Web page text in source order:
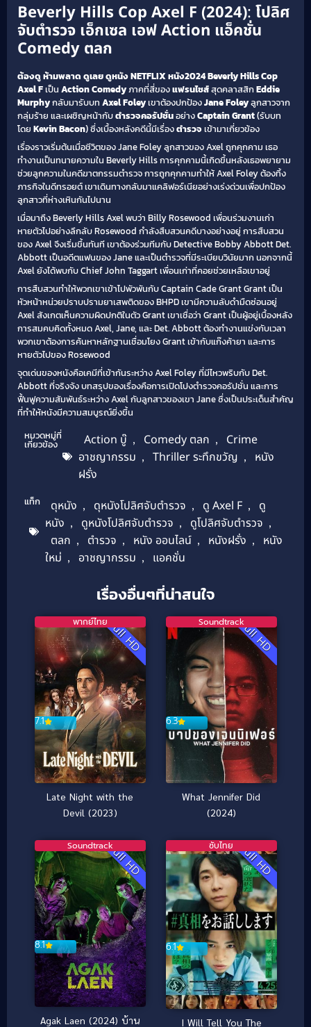
Beverly Hills Cop Axel F (2024): โปลิศ
จับตำรวจ เอ็กเซล เอฟAction แอ็คชั่น
Comedy ตลก
ต้องดู ห้ามพลาด ดูเลยดูหนัง NETFLIXหนัง2024Beverly Hills Cop
Axel Fเป็น ActionComedyภาคที่สี่ของแฟรนไชส์สุดคลาสสิกEddie
Murphyกลับมารับบท Axel Foleyเขาต้องปกป้องJane Foleyลูกสาวจาก
กลุ่มร้าย และเผชิญหน้ากับตำรวจคอรัปชั่นอย่างCaptain Grant(รับบท
โดย Kevin Bacon) ซึ่งเบื้องหลังคดีนี้มีเรื่องตำรวจเข้ามาเกี่ยวข้อง
เรื่องราวเริ่มต้นเมื่อชีวิตของ Jane Foley ลูกสาวของ Axel ถูกคุกคาม เธอ
ทำงานเป็นทนายความใน Beverly Hills การคุกคามนี้เกิดขึ้นหลังเธอพยายาม
ช่วยลูกความในคดีฆาตกรรมตำรวจ การถูกคุกคามทำให้ Axel Foley ต้องทิ้ง
ภารกิจในดีทรอยต์ เขาเดินทางกลับมาแคลิฟอร์เนียอย่างเร่งด่วนเพื่อปกป้อง
ลูกสาวที่ห่างเหินกันไปนาน
เมื่อมาถึง Beverly Hills Axel พบว่า Billy Rosewood เพื่อนร่วมงานเก่า
หายตัวไปอย่างลึกลับ Rosewood กำลังสืบสวนคดีบางอย่างอยู่ การสืบสวน
ของ Axel จึงเริ่มขึ้นทันที เขาต้องร่วมทีมกับ Detective Bobby Abbott Det.
Abbott เป็นอดีตแฟนของ Jane และเป็นตำรวจที่มีระเบียบวินัยมาก นอกจากนี้
Axel ยังได้พบกับ Chief John Taggart เพื่อนเก่าที่คอยช่วยเหลือเขาอยู่
การสืบสวนทำให้พวกเขาเข้าไปพัวพันกับ Captain Cade Grant Grant เป็น
หัวหน้าหน่วยปราบปรามยาเสพติดของ BHPD เขามีความลับดำมืดซ่อนอยู่
Axel สังเกตเห็นความผิดปกติในตัว Grant เขาเชื่อว่า Grant เป็นผู้อยู่เบื้องหลัง
การสมคบคิดทั้งหมด Axel, Jane, และ Det. Abbott ต้องทำงานแข่งกับเวลา
พวกเขาต้องการค้นหาหลักฐานเชื่อมโยง Grant เข้ากับแก๊งค้ายา และการ
หายตัวไปของ Rosewood
จุดเด่นของหนังคือเคมีที่เข้ากันระหว่าง Axel Foley ที่มีไหวพริบกับ Det.
Abbott ที่จริงจัง บทสรุปของเรื่องคือการเปิดโปงตำรวจคอรัปชั่น และการ
ฟื้นฟูความสัมพันธ์ระหว่าง Axel กับลูกสาวของเขา Jane ซึ่งเป็นประเด็นสำคัญ
ที่ทำให้หนังมีความสมบูรณ์ยิ่งขึ้น
หมวดหมู่ที่
เกี่ยวข้อง Action บู๊ , Comedy ตลก ,
Crime
อาชญากรรม , Thriller ระทึกขวัญ ,
หนัง
ฝรั่ง
แท็ก ดุหนัง , ดุหนังโปลิศจับตำรวจ , ดู Axel F ,
ดู
หนัง , ดูหนังโปลิศจับตำรวจ , ดูโปลิศจับตำรวจ ,
ตลก , ตำรวจ , หนัง ออนไลน์ , หนังฝรั่ง ,
หนัง
ใหม่ , อาชญากรรม , แอคชั่น
เรื่องอื่นๆที่น่าสนใจ
Full HD
7.1
พากย์ไทย
Late Night with the
Devil (2023)
Full HD
6.3
Soundtrack
What Jennifer Did
(2024)
Full HD
8.1
Soundtrack
Agak Laen (2024) บ้าน
Full HD
6.1
ซับไทย
I Will Tell You The